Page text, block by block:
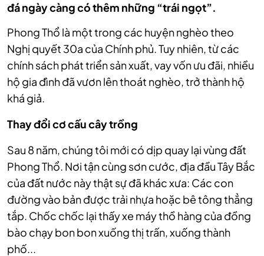
đá ngày càng có thêm những “trái ngọt”.
Phong Thổ là một trong các huyện nghèo theo
Nghị quyết 30a của Chính phủ. Tuy nhiên, từ các
chính sách phát triển sản xuất, vay vốn ưu đãi, nhiều
hộ gia đình đã vươn lên thoát nghèo, trở thành hộ
khá giả.
Thay đổi cơ cấu cây trồng
Sau 8 năm, chúng tôi mới có dịp quay lại vùng đất
Phong Thổ. Nơi tận cùng sơn cước, địa đầu Tây Bắc
của đất nước này thật sự đã khác xưa: Các con
đường vào bản được trải nhựa hoặc bê tông thẳng
tắp. Chốc chốc lại thấy xe máy thồ hàng của đồng
bào chạy bon bon xuống thị trấn, xuống thành
phố...